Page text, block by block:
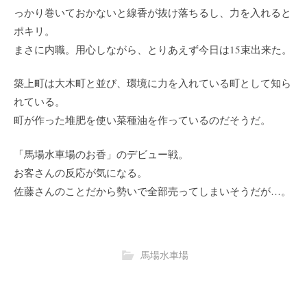
っかり巻いておかないと線香が抜け落ちるし、力を入れると
ポキリ。
まさに内職。用心しながら、とりあえず今日は15束出来た。
築上町は大木町と並び、環境に力を入れている町として知ら
れている。
町が作った堆肥を使い菜種油を作っているのだそうだ。
「馬場水車場のお香」のデビュー戦。
お客さんの反応が気になる。
佐藤さんのことだから勢いで全部売ってしまいそうだが…。
馬場水車場